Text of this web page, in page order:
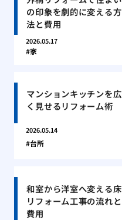
の印象を劇的に変える方
法と費用
2026.05.17
家
マンションキッチンを広
く見せるリフォーム術
2026.05.14
台所
和室から洋室へ変える床
リフォーム工事の流れと
費用